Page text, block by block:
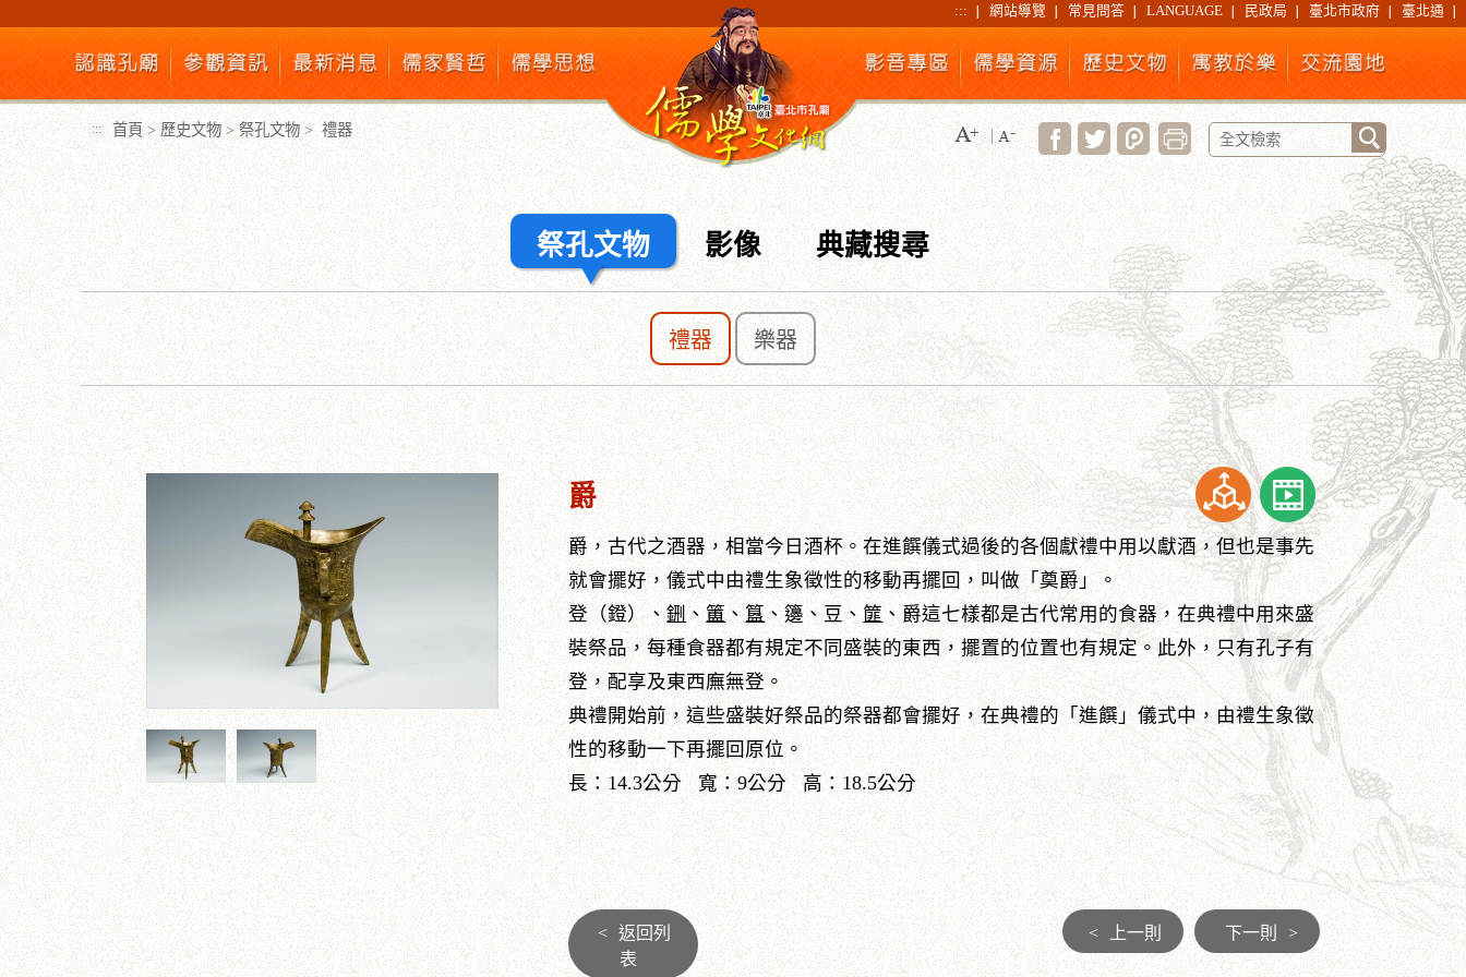
主
要
內
容
區
塊
::: 網站導覽 常見問答 LANGUAGE 民政局 臺北市政府 臺北通
::: 首頁 > 歷史文物 > 祭孔文物 > 禮器
祭孔文物 影像 典藏搜尋
禮器 樂器
::: 爵
爵，古代之酒器，相當今日酒杯。在進饌儀式過後的各個獻禮中用以獻酒，但也是事先
就會擺好，儀式中由禮生象徵性的移動再擺回，叫做「奠爵」。
登（鐙）、鉶、簠、簋、籩、豆、篚 、爵這七樣都是古代常用的食器，在典禮中用來盛
裝祭品，每種食器都有規定不同盛裝的東西，擺置的位置也有規定。此外，只有孔子有
登，配享及東西廡無登。
典禮開始前，這些盛裝好祭品的祭器都會擺好，在典禮的「進饌」儀式中，由禮生象徵
性的移動一下再擺回原位。
長：14.3公分 寬：9公分 高：18.5公分
<
返回列
表
< 上一則 下一則 >